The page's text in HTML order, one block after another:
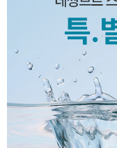
페이코 ID로 페